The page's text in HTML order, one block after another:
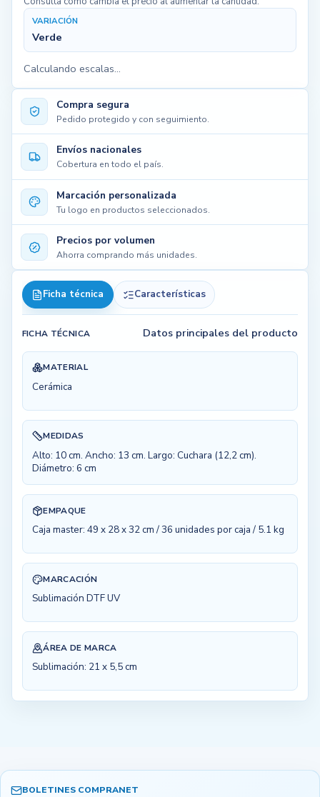
Compra segura
Pedido protegido y con seguimiento.
Envíos nacionales
Cobertura en todo el país.
Marcación personalizada
Tu logo en productos seleccionados.
Precios por volumen
Ahorra comprando más unidades.
Ficha técnica Características
FICHA TÉCNICA Datos principales del producto
MATERIAL
Cerámica
MEDIDAS
Alto: 10 cm. Ancho: 13 cm. Largo: Cuchara (12,2 cm).
Diámetro: 6 cm
EMPAQUE
Caja master: 49 x 28 x 32 cm / 36 unidades por caja / 5.1 kg
MARCACIÓN
Sublimación DTF UV
ÁREA DE MARCA
Sublimación: 21 x 5,5 cm
VARIACIÓN
Verde
Calculando escalas...
BOLETINES COMPRANET